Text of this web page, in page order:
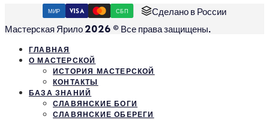
МИР VISA СБП
Сделано в России
Мастерская Ярило 2026 © Все права защищены.
ГЛАВНАЯ
О МАСТЕРСКОЙ
ИСТОРИЯ МАСТЕРСКОЙ
КОНТАКТЫ
БАЗА ЗНАНИЙ
СЛАВЯНСКИЕ БОГИ
СЛАВЯНСКИЕ ОБЕРЕГИ